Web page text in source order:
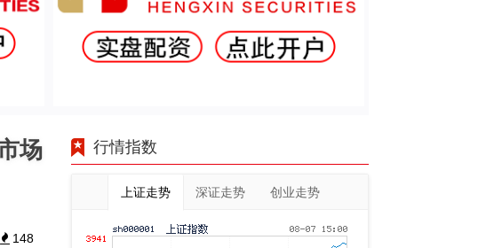
场
148
行情指数
上证走势 深证走势 创业走势